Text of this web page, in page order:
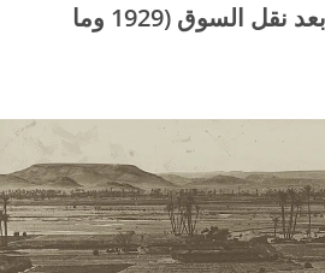
تراجع دور البناية بعد نقل السوق (1929 وما